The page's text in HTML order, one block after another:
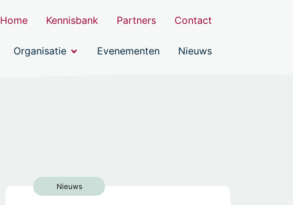
Home Kennisbank Partners Contact
Organisatie Evenementen Nieuws
Nieuws